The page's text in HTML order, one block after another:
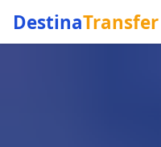
DestinaTransfer